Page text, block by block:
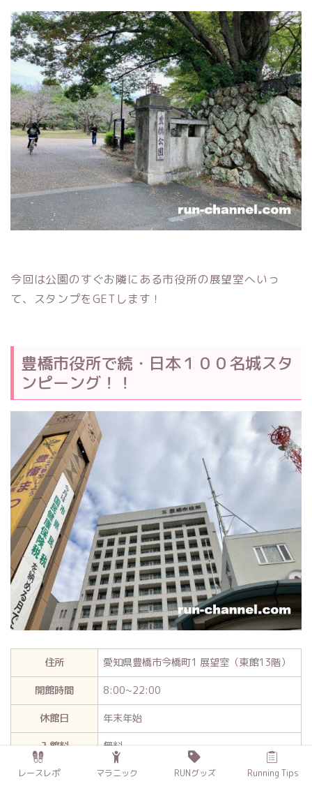
今回は公園のすぐお隣にある市役所の展望室へいっ
て、スタンプをGETします！
豊橋市役所で続・日本１００名城スタ
ンピーング！！
住所
愛知県豊橋市今橋町1 展望室（東館13階）
開館時間
8:00~22:00
休館日
年末年始
入館料
無料
レースレポ マラニック RUNグッズ Running Tips